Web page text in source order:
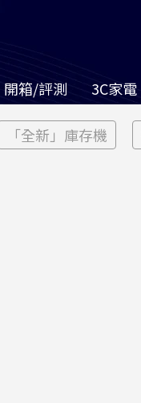
開箱/評測 3C家電
「全新」庫存機